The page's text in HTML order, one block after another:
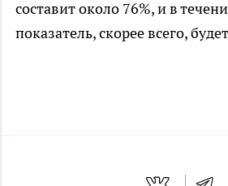
составит около 76%, и в
показатель, скорее всего,